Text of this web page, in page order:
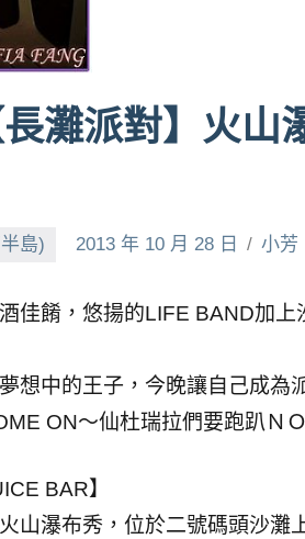
灘派對】火山
島) 2013 年 10 月 28 日 小芳
佳餚，悠揚的LIFE BAND加
想中的王子，今晚讓自己成為
ON～仙杜瑞拉們要跑趴Ｎ
BAR】
山瀑布秀，位於二號碼頭沙灘